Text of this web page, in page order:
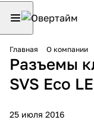
Главная О компании
Разъемы
SVS Eco
25 июля 2016